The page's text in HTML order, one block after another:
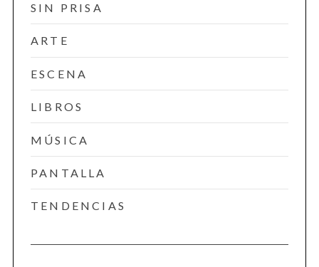
SIN PRISA
ARTE
ESCENA
LIBROS
MÚSICA
PANTALLA
TENDENCIAS